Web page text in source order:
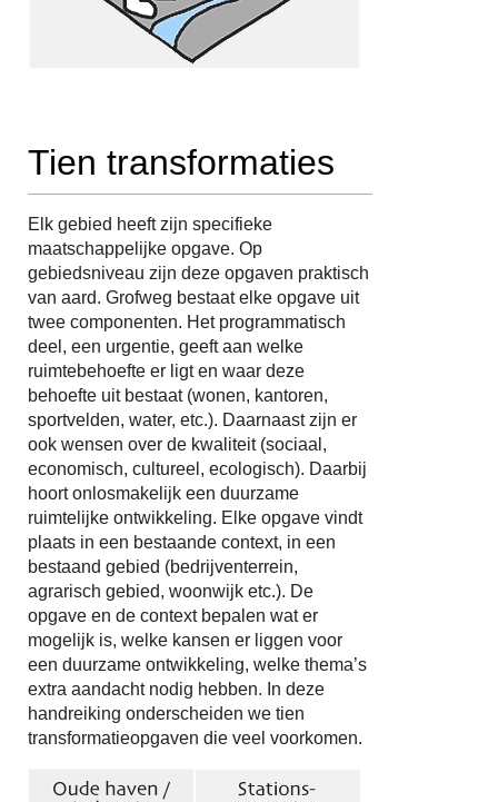
Tien transformaties
Elk gebied heeft zijn specifieke
maatschappelijke opgave. Op
gebiedsniveau zijn deze opgaven praktisch
van aard. Grofweg bestaat elke opgave uit
twee componenten. Het programmatisch
deel, een urgentie, geeft aan welke
ruimtebehoefte er ligt en waar deze
behoefte uit bestaat (wonen, kantoren,
sportvelden, water, etc.). Daarnaast zijn er
ook wensen over de kwaliteit (sociaal,
economisch, cultureel, ecologisch). Daarbij
hoort onlosmakelijk een duurzame
ruimtelijke ontwikkeling. Elke opgave vindt
plaats in een bestaande context, in een
bestaand gebied (bedrijventerrein,
agrarisch gebied, woonwijk etc.). De
opgave en de context bepalen wat er
mogelijk is, welke kansen er liggen voor
een duurzame ontwikkeling, welke thema’s
extra aandacht nodig hebben. In deze
handreiking onderscheiden we tien
transformatieopgaven die veel voorkomen.